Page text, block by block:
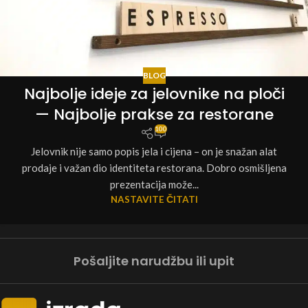
BLOG
Najbolje ideje za jelovnike na ploči
— Najbolje prakse za restorane
100
Jelovnik nije samo popis jela i cijena – on je snažan alat
prodaje i važan dio identiteta restorana. Dobro osmišljena
prezentacija može...
NASTAVITE ČITATI
Pošaljite narudžbu ili upit